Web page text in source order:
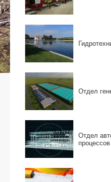
Отдел
Отдел